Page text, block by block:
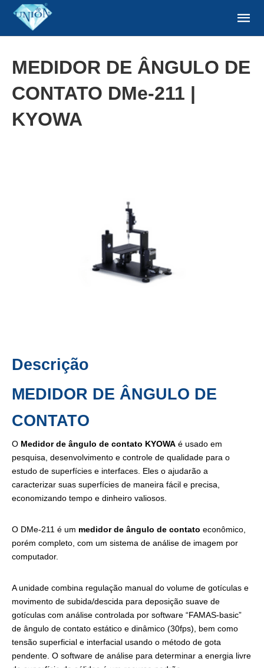
MEDIDOR DE ÂNGULO DE
CONTATO DMe-211 |
KYOWA
Descrição
MEDIDOR DE ÂNGULO DE
CONTATO
O Medidor de ângulo de contato KYOWA é usado em
pesquisa, desenvolvimento e controle de qualidade para o
estudo de superfícies e interfaces. Eles o ajudarão a
caracterizar suas superfícies de maneira fácil e precisa,
economizando tempo e dinheiro valiosos.
O DMe-211 é um medidor de ângulo de contato econômico,
porém completo, com um sistema de análise de imagem por
computador.
A unidade combina regulação manual do volume de gotículas e
movimento de subida/descida para deposição suave de
gotículas com análise controlada por software “FAMAS-basic”
de ângulo de contato estático e dinâmico (30fps), bem como
tensão superficial e interfacial usando o método de gota
pendente. O software de análise para determinar a energia livre